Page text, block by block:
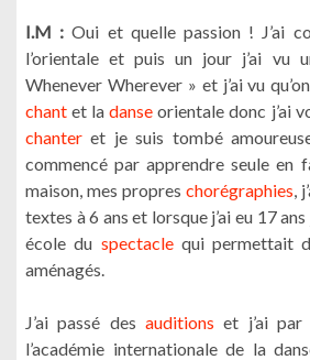
I.M :Oui et quelle passion ! J’ai
l’orientale et puis un jour j’ai vu
Whenever Wherever » et j’ai vu
chant et ladanse orientale donc j’ai
chanter et je suis tombé
commencé par apprendre seule en
maison, mes propres chorégraphies,
textes à 6 ans et lorsque j’ai eu 17
école du spectaclequi permettait
aménagés.
J’ai passé des auditions et j’ai
l’académie internationale de la